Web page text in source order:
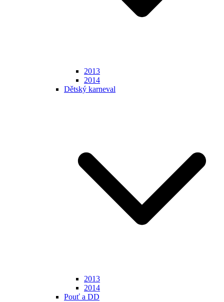
2013
2014
Dětský karneval
2013
2014
Pouť a DD